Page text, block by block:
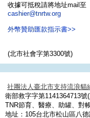
收據可抵稅請將地址mail至
cashier@tnrtw.org
外幣贊助匯款指示書>>
(北市社會字第3300號)
社團法人臺北市支持流浪貓
衛部救字字第1141364713
TNR節育、醫療、助罐、對
地址：105台北市松山區八